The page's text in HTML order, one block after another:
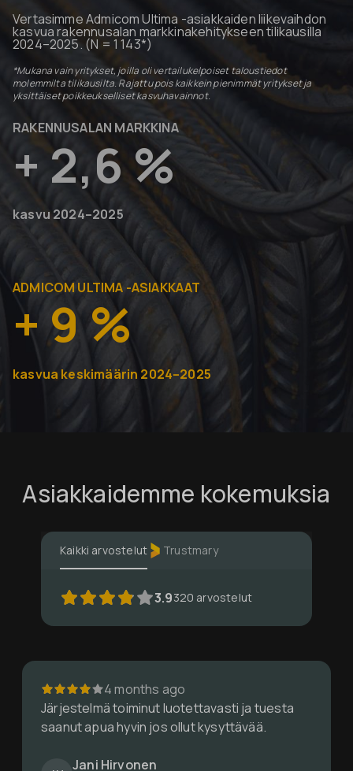
Vertasimme Admicom Ultima -asiakkaiden liikevaihdon
kasvua rakennusalan markkinakehitykseen tilikausilla
2024–2025. (N = 1 143*)
*Mukana vain yritykset, joilla oli vertailukelpoiset taloustiedot
molemmilta tilikausilta. Rajattu pois kaikkein pienimmät yritykset ja
yksittäiset poikkeukselliset kasvuhavainnot.
RAKENNUSALAN MARKKINA
+ 2,6 %
kasvu 2024–2025
ADMICOM ULTIMA -ASIAKKAAT
+ 9 %
kasvua keskimäärin 2024–2025
Asiakkaidemme kokemuksia
Kaikki arvostelut Trustmary
3.9320 arvostelut
4 months ago
Käyttöönoton prosessi on ollut vakuuttava.
Teemu Paavolainen